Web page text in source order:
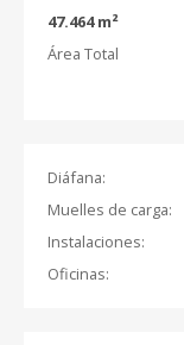
47.464 m²
Área Total
Diáfana:
Muelles de carga:
Instalaciones:
Oficinas: